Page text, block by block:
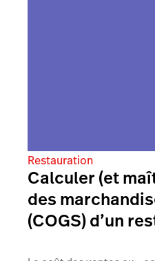
Restauration
Calculer (et
des
(COGS) d’un